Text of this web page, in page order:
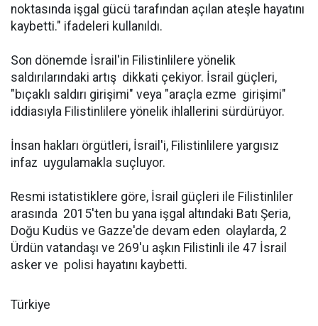
noktasında işgal gücü tarafından açılan ateşle hayatını
kaybetti." ifadeleri kullanıldı.
Son dönemde İsrail'in Filistinlilere yönelik
saldırılarındaki artış dikkati çekiyor. İsrail güçleri,
"bıçaklı saldırı girişimi" veya "araçla ezme girişimi"
iddiasıyla Filistinlilere yönelik ihlallerini sürdürüyor.
İnsan hakları örgütleri, İsrail'i, Filistinlilere yargısız
infaz uygulamakla suçluyor.
Resmi istatistiklere göre, İsrail güçleri ile Filistinliler
arasında 2015'ten bu yana işgal altındaki Batı Şeria,
Doğu Kudüs ve Gazze'de devam eden olaylarda, 2
Ürdün vatandaşı ve 269'u aşkın Filistinli ile 47 İsrail
asker ve polisi hayatını kaybetti.
Türkiye